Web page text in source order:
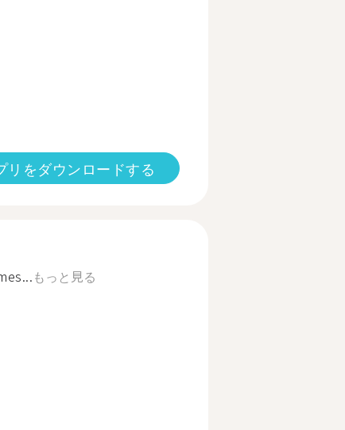
リをダウンロードする
もっと見る